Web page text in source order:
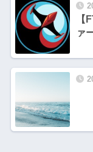
【
ァ